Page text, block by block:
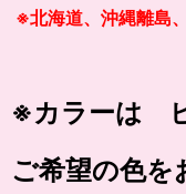
※北海道、沖縄離島
※カラーは
ご希望の色を